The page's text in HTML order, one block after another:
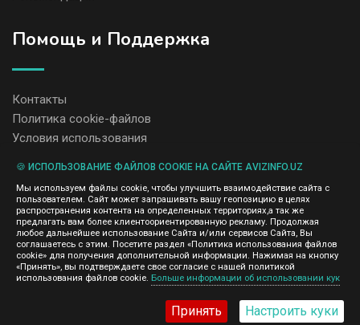
Помощь и Поддержка
Контакты
Политика cookie-файлов
Условия использования
содержание размещенных объявлений.
Мы ценим конфиденциальность наших пользователей. Мы не
передаем и не продаем личную информацию зарегистрированных
пользователей AvizInfo.uz третьим лицам. Мы не отвечаем за
правила конфиденциальности сайтов на которые ссылается
AvizInfo.uz. На некоторых страницах нашего сайта представлена
реклама Google Adsense Advertising Network. Чтобы узнать
подробней о правилах конфиденциальности Googleнажмите тут
🍪 ИСПОЛЬЗОВАНИЕ ФАЙЛОВ COOKIE НА САЙТЕ AVIZINFO.UZ
Мы используем файлы cookie, чтобы улучшить взаимодействие сайта с
пользователем. Сайт может запрашивать вашу геопозицию в целях
распространения контента на определенных территориях,а так же
предлагать вам более клиентоориентированную рекламу. Продолжая
любое дальнейшее использование Сайта и/или сервисов Сайта, Вы
соглашаетесь с этим. Посетите раздел «Политика использования файлов
cookie» для получения дополнительной информации. Нажимая на кнопку
«Принять», вы подтверждаете свое согласие с нашей политикой
использования файлов cookie. Больше информации об использовании кук
Принять Настроить куки